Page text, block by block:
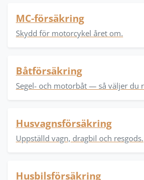
MC-försäkring
Skydd för motorcykel året om.
Båtförsäkring
Segel- och motorbåt — så väljer du
Husvagnsförsäkring
Uppställd vagn, dragbil och resgods.
Husbilsförsäkring